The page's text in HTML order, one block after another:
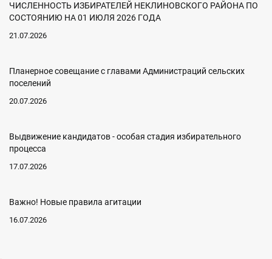
ЧИСЛЕННОСТЬ ИЗБИРАТЕЛЕЙ НЕКЛИНОВСКОГО РАЙОНА ПО
СОСТОЯНИЮ НА 01 ИЮЛЯ 2026 ГОДА
21.07.2026
Планерное совещание с главами Администраций сельских
поселений
20.07.2026
Выдвижение кандидатов - особая стадия избирательного
процесса
17.07.2026
Важно! Новые правила агитации
16.07.2026